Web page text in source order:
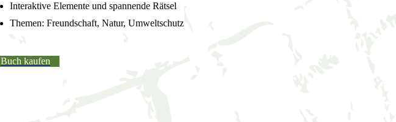
Interaktive Elemente und spannende Rätsel
Themen: Freundschaft, Natur, Umweltschutz
Buch kaufen